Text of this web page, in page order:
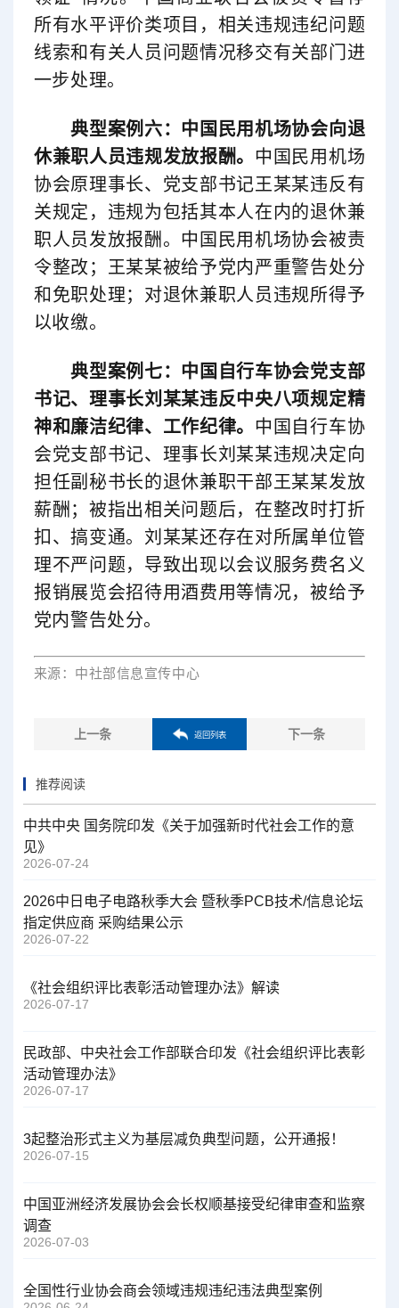
所有水平评价类项目，相关违规违纪问题
线索和有关人员问题情况移交有关部门进
一步处理。
典型案例六：中国民用机场协会向退
休兼职人员违规发放报酬。 中国民用机场
协会原理事长、党支部书记王某某违反有
关规定，违规为包括其本人在内的退休兼
职人员发放报酬。中国民用机场协会被责
令整改；王某某被给予党内严重警告处分
和免职处理；对退休兼职人员违规所得予
以收缴。
典型案例七： 中国自行车协会党支部
书记、理事长刘某某违反中央八项规定精
神和廉洁纪律、工作纪律。 中国自行车协
会党支部书记、理事长刘某某违规决定向
担任副秘书长的退休兼职干部王某某发放
薪酬；被指出相关问题后，在整改时打折
扣、搞变通。刘某某还存在对所属单位管
理不严问题，导致出现以会议服务费名义
报销展览会招待用酒费用等情况，被给予
党内警告处分。
来源：中社部信息宣传中心
上一条 返回列表 下一条
推荐阅读
中共中央 国务院印发《关于加强新时代社会工作的意
见》
2026-07-24
2026中日电子电路秋季大会 暨秋季PCB技术/信息论坛
指定供应商 采购结果公示
2026-07-22
《社会组织评比表彰活动管理办法》解读
2026-07-17
民政部、中央社会工作部联合印发《社会组织评比表彰
活动管理办法》
2026-07-17
3起整治形式主义为基层减负典型问题，公开通报！
2026-07-15
中国亚洲经济发展协会会长权顺基接受纪律审查和监察
调查
2026-07-03
全国性行业协会商会领域违规违纪违法典型案例